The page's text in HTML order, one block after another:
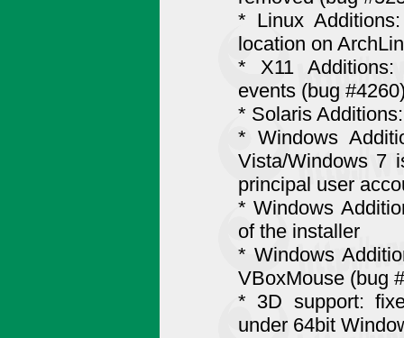
* Linux
location on
* X11 Additions:
events (bug
* Solaris
* Windows
Vista/Windows 7
principal user
* Windows
of the installer
* Windows
VBoxMouse (bug
* 3D support:
under 64bit